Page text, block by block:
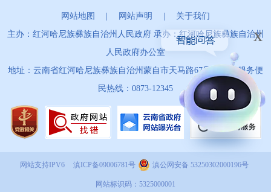
网站地图 网站声明
关于我们
主办：红河哈尼族彝族自治州人民政府 承办：红河哈尼族彝族自治州
人民政府办公室
地址：云南省红河哈尼族彝族自治州蒙自市天马路67号 政务服务便
民热线：0873-12345
x
网站支持IPV6 滇ICP备09006781号 滇公网安备 53250302000196号
网站标识码：5325000001